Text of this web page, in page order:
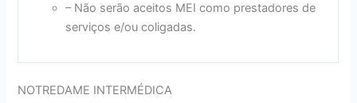
– Não serão aceitos MEI como prestadores de
serviços e/ou coligadas.
NOTREDAME INTERMÉDICA